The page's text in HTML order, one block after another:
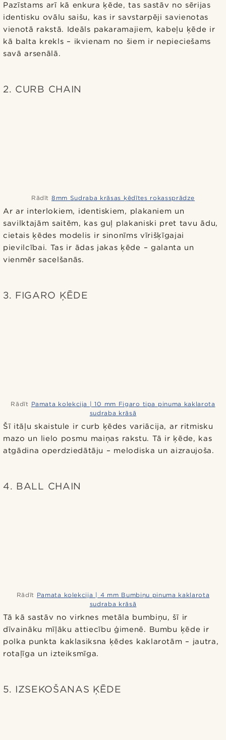
Pazīstams arī kā enkura ķēde, tas sastāv no sērijas
identisku ovālu saišu, kas ir savstarpēji savienotas
vienotā rakstā. Ideāls pakaramajiem, kabeļu ķēde ir
kā balta krekls – ikvienam no šiem ir nepieciešams
savā arsenālā.
2. CURB CHAIN
Rādīt 8mm Sudraba krāsas ķēdītes rokassprādze
Ar ar interlokiem, identiskiem, plakaniem un
savilktajām saitēm, kas guļ plakaniski pret tavu ādu,
cietais ķēdes modelis ir sinonīms vīrišķīgajai
pievilcībai. Tas ir ādas jakas ķēde – galanta un
vienmēr sacelšanās.
3. FIGARO ĶĒDE
Rādīt Pamata kolekcija | 10 mm Figaro tipa pinuma kaklarota
sudraba krāsā
Šī itāļu skaistule ir curb ķēdes variācija, ar ritmisku
mazo un lielo posmu maiņas rakstu. Tā ir ķēde, kas
atgādina operdziedātāju – melodiska un aizraujoša.
4. BALL CHAIN
Rādīt Pamata kolekcija | 4 mm Bumbiņu pinuma kaklarota
sudraba krāsā
Tā kā sastāv no virknes metāla bumbiņu, šī ir
dīvaināku mīļāku attiecību ģimenē. Bumbu ķēde ir
polka punkta kaklasiksna ķēdes kaklarotām – jautra,
rotaļīga un izteiksmīga.
5. IZSEKOŠANAS ĶĒDE